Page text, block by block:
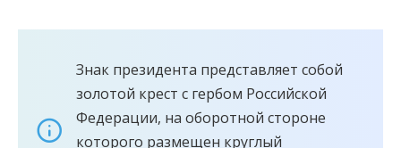
Знак президента представляет собой
золотой крест с гербом Российской
Федерации, на оборотной стороне
которого размещен круглый